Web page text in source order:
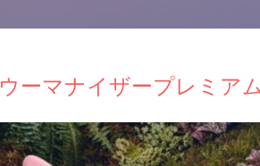
ウーマナイザープレミア